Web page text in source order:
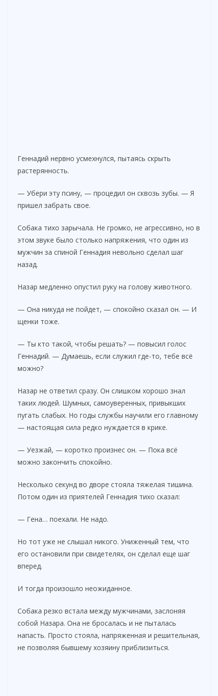
Геннадий нервно усмехнулся, пытаясь скрыть
растерянность.
— Убери эту псину, — процедил он сквозь зубы. — Я
пришел забрать свое.
Собака тихо зарычала. Не громко, не агрессивно, но в
этом звуке было столько напряжения, что один из
мужчин за спиной Геннадия невольно сделал шаг
назад.
Назар медленно опустил руку на голову животного.
— Она никуда не пойдет, — спокойно сказал он. — И
щенки тоже.
— Ты кто такой, чтобы решать? — повысил голос
Геннадий. — Думаешь, если служил где-то, тебе всё
можно?
Назар не ответил сразу. Он слишком хорошо знал
таких людей. Шумных, самоуверенных, привыкших
пугать слабых. Но годы службы научили его главному
— настоящая сила редко нуждается в крике.
— Уезжай, — коротко произнес он. — Пока всё
можно закончить спокойно.
Несколько секунд во дворе стояла тяжелая тишина.
Потом один из приятелей Геннадия тихо сказал:
— Гена… поехали. Не надо.
Но тот уже не слышал никого. Униженный тем, что
его остановили при свидетелях, он сделал еще шаг
вперед.
И тогда произошло неожиданное.
Собака резко встала между мужчинами, заслоняя
собой Назара. Она не бросалась и не пыталась
напасть. Просто стояла, напряженная и решительная,
не позволяя бывшему хозяину приблизиться.